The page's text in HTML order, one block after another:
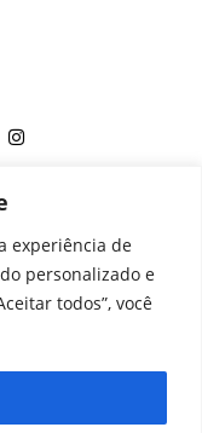
experiência de
personalizado e
todos”, você
de cookies
Serviços